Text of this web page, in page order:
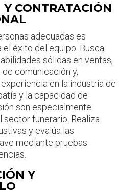
Y CONTRATACIÓN
adecuadas es
el éxito del equipo. Busca
sólidas en ventas,
comunicación y,
en la industria de
y la capacidad de
son especialmente
sector funerario. Realiza
y evalúa las
mediante pruebas
Y